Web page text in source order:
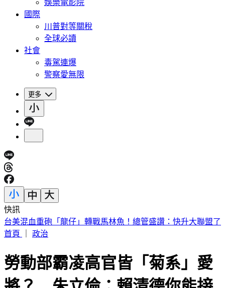
娛樂電影院
國際
川普對等關稅
全球必讀
社會
毒駕連爆
警察愛無限
更多
快訊
白海豚颱風今明離台最近「緊貼北台灣」掃過 專家：嚴防巨
浪豪雨
勞動部霸凌高官皆「菊系」愛